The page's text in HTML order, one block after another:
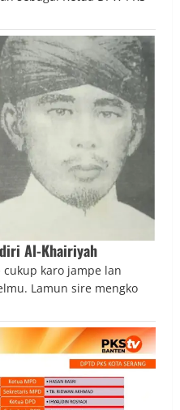
Al-Khairiyah
karo jampe lan
Lamun sire mengko